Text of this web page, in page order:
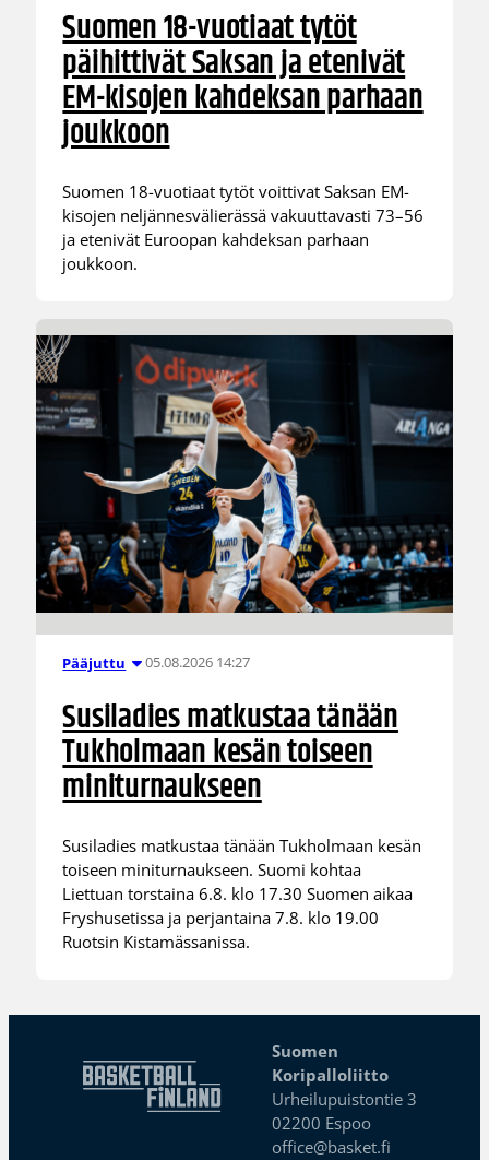
Suomen 18-vuotiaat tytöt
päihittivät Saksan ja etenivät
EM-kisojen kahdeksan parhaan
joukkoon
Suomen 18-vuotiaat tytöt voittivat Saksan EM-
kisojen neljännesvälierässä vakuuttavasti 73–56
ja etenivät Euroopan kahdeksan parhaan
joukkoon.
Pääjuttu 05.08.2026 14:27
Susiladies matkustaa tänään
Tukholmaan kesän toiseen
miniturnaukseen
Susiladies matkustaa tänään Tukholmaan kesän
toiseen miniturnaukseen. Suomi kohtaa
Liettuan torstaina 6.8. klo 17.30 Suomen aikaa
Fryshusetissa ja perjantaina 7.8. klo 19.00
Ruotsin Kistamässanissa.
Suomen
Koripalloliitto
Urheilupuistontie 3
02200 Espoo
office@basket.fi